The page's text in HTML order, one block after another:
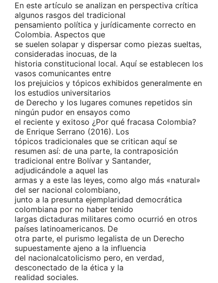
En este artículo se analizan en perspectiva crítica
algunos rasgos del tradicional
pensamiento política y jurídicamente correcto en
Colombia. Aspectos que
se suelen solapar y dispersar como piezas sueltas,
consideradas inocuas, de la
historia constitucional local. Aquí se establecen los
vasos comunicantes entre
los prejuicios y tópicos exhibidos generalmente en
los estudios universitarios
de Derecho y los lugares comunes repetidos sin
ningún pudor en ensayos como
el reciente y exitoso ¿Por qué fracasa Colombia?
de Enrique Serrano (2016). Los
tópicos tradicionales que se critican aquí se
resumen así: de una parte, la contraposición
tradicional entre Bolívar y Santander,
adjudicándole a aquel las
armas y a este las leyes, como algo más «natural»
del ser nacional colombiano,
junto a la presunta ejemplaridad democrática
colombiana por no haber tenido
largas dictaduras militares como ocurrió en otros
países latinoamericanos. De
otra parte, el purismo legalista de un Derecho
supuestamente ajeno a la influencia
del nacionalcatolicismo pero, en verdad,
desconectado de la ética y la
realidad sociales.